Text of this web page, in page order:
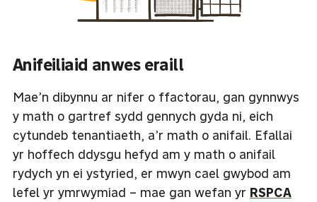
Anifeiliaid anwes eraill
Mae’n dibynnu ar nifer o ffactorau, gan gynnwys
y math o gartref sydd gennych gyda ni, eich
cytundeb tenantiaeth, a’r math o anifail. Efallai
yr hoffech ddysgu hefyd am y math o anifail
rydych yn ei ystyried, er mwyn cael gwybod am
lefel yr ymrwymiad – mae gan wefan yr RSPCA